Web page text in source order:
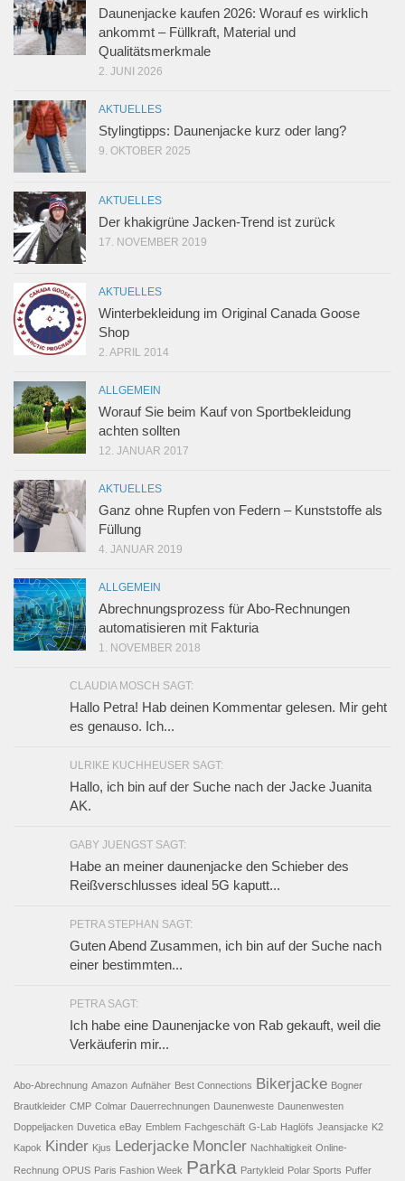
Daunenjacke kaufen 2026: Worauf es wirklich
ankommt – Füllkraft, Material und
Qualitätsmerkmale
2. JUNI 2026
AKTUELLES
Stylingtipps: Daunenjacke kurz oder lang?
9. OKTOBER 2025
AKTUELLES
Der khakigrüne Jacken-Trend ist zurück
17. NOVEMBER 2019
AKTUELLES
Winterbekleidung im Original Canada Goose
Shop
2. APRIL 2014
ALLGEMEIN
Worauf Sie beim Kauf von Sportbekleidung
achten sollten
12. JANUAR 2017
AKTUELLES
Ganz ohne Rupfen von Federn – Kunststoffe als
Füllung
4. JANUAR 2019
ALLGEMEIN
Abrechnungsprozess für Abo-Rechnungen
automatisieren mit Fakturia
1. NOVEMBER 2018
CLAUDIA MOSCH SAGT:
Hallo Petra! Hab deinen Kommentar gelesen. Mir geht
es genauso. Ich...
ULRIKE KUCHHEUSER SAGT:
Hallo, ich bin auf der Suche nach der Jacke Juanita
AK.
GABY JUENGST SAGT:
Habe an meiner daunenjacke den Schieber des
Reißverschlusses ideal 5G kaputt...
PETRA STEPHAN SAGT:
Guten Abend Zusammen, ich bin auf der Suche nach
einer bestimmten...
PETRA SAGT:
Ich habe eine Daunenjacke von Rab gekauft, weil die
Verkäuferin mir...
Abo-Abrechnung Amazon Aufnäher Best Connections Bikerjacke Bogner
Brautkleider CMP Colmar Dauerrechnungen Daunenweste Daunenwesten
Doppeljacken Duvetica eBay Emblem Fachgeschäft G-Lab Haglöfs Jeansjacke K2
Kapok Kinder Kjus Lederjacke Moncler Nachhaltigkeit Online-
Rechnung OPUS Paris Fashion Week Parka Partykleid Polar Sports Puffer